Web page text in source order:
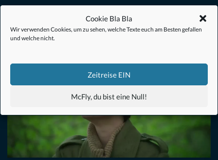
Cookie Bla Bla
Wir verwenden Cookies, um zu sehen, welche Texte euch am Besten gefallen
und welche nicht.
Zeitreise EIN
McFly, du bist eine Null!
Nichts hat mehr einen Anspruch auf Echtheit. Drehen
wir die Zeit etwas weiter zurück ins…
Weiterlesen »